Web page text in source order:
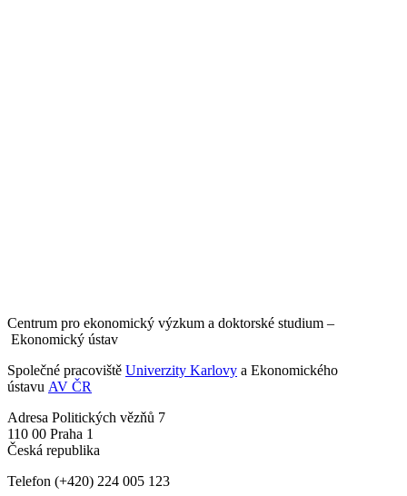
Centrum pro ekonomický výzkum a doktorské studium –
Ekonomický ústav
Společné pracoviště Univerzity Karlovy a Ekonomického
ústavu AV ČR
Adresa Politických vězňů 7
110 00 Praha 1
Česká republika
Telefon (+420) 224 005 123